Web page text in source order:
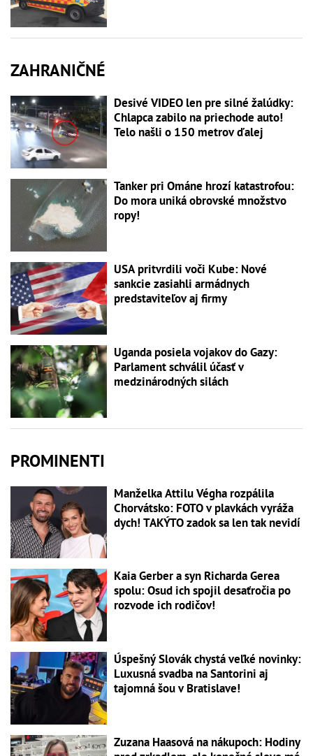
ZAHRANIČNÉ
Desivé VIDEO len pre silné žalúdky:
Chlapca zabilo na priechode auto!
Telo našli o 150 metrov ďalej
Tanker pri Ománe hrozí katastrofou:
Do mora uniká obrovské množstvo
ropy!
USA pritvrdili voči Kube: Nové
sankcie zasiahli armádnych
predstaviteľov aj firmy
Uganda posiela vojakov do Gazy:
Parlament schválil účasť v
medzinárodných silách
PROMINENTI
Manželka Attilu Végha rozpálila
Chorvátsko: FOTO v plavkách vyráža
dych! TAKÝTO zadok sa len tak nevidí
Kaia Gerber a syn Richarda Gerea
spolu: Osud ich spojil desaťročia po
rozvode ich rodičov!
Úspešný Slovák chystá veľké novinky:
Luxusná svadba na Santorini aj
tajomná šou v Bratislave!
Zuzana Haasová na nákupoch: Hodiny